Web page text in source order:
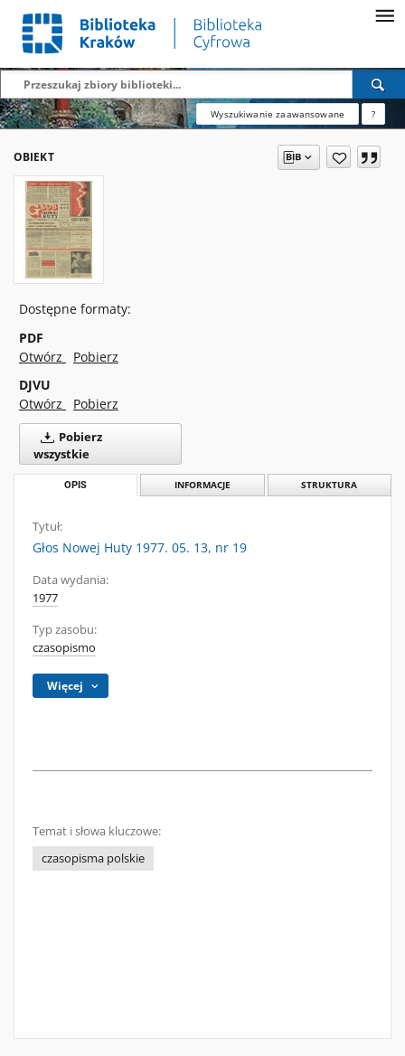
Wyszukiwanie zaawansowane ?
OBIEKT
Dostępne formaty:
PDF
Otwórz
Pobierz
DJVU
Otwórz
Pobierz
Pobierz
wszystkie
OPIS INFORMACJE STRUKTURA
Tytuł:
Głos Nowej Huty 1977. 05. 13, nr 19
Data wydania:
1977
Typ zasobu:
czasopismo
Więcej
Temat i słowa kluczowe:
czasopisma polskie